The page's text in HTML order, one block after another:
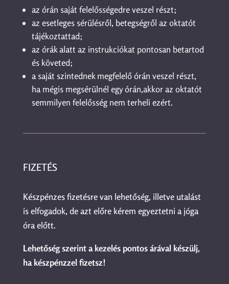
az órán saját felelősségedre veszel részt;
az esetleges sérülésről, betegségről az oktatót
tájékoztattad;
az órák alatt az instrukciókat pontosan betartod
és követed;
a saját szintednek megfelelő órán veszel részt,
ha mégis megsérülnél egy órán,akkor az oktatót
semmilyen felelősség nem terheli ezért.
FIZETÉS
Készpénzes fizetésre van lehetőség, illetve utalást
is elfogadok, de azt előre kérem egyeztetni a jóga
óra előtt.
Lehetőség szerint a kezelés pontos árával készülj,
ha készpénzzel fizetsz!